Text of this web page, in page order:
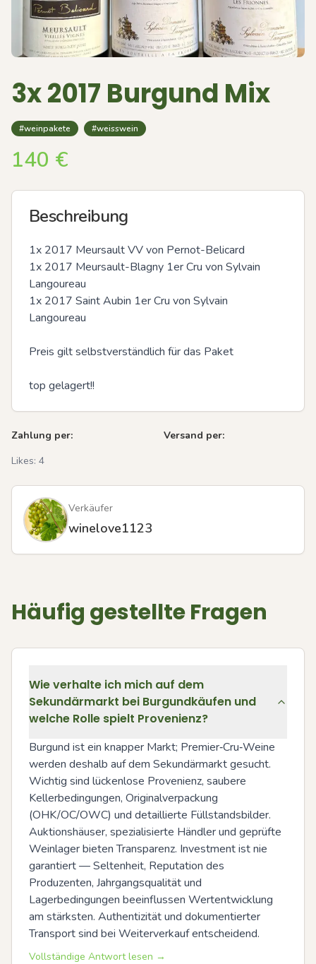
3x 2017 Burgund Mix
#weinpakete #weisswein
140 €
Beschreibung
1x 2017 Meursault VV von Pernot-Belicard
1x 2017 Meursault-Blagny 1er Cru von Sylvain
Langoureau
1x 2017 Saint Aubin 1er Cru von Sylvain
Langoureau
Preis gilt selbstverständlich für das Paket
top gelagert!!
Zahlung per:
Versand per:
Likes: 4
Verkäufer
winelove1123
Häufig gestellte Fragen
Wie verhalte ich mich auf dem
Sekundärmarkt bei Burgundkäufen und
welche Rolle spielt Provenienz?
Burgund ist ein knapper Markt; Premier‑Cru‑Weine
werden deshalb auf dem Sekundärmarkt gesucht.
Wichtig sind lückenlose Provenienz, saubere
Kellerbedingungen, Originalverpackung
(OHK/OC/OWC) und detaillierte Füllstandsbilder.
Auktionshäuser, spezialisierte Händler und geprüfte
Weinlager bieten Transparenz. Investment ist nie
garantiert — Seltenheit, Reputation des
Produzenten, Jahrgangsqualität und
Lagerbedingungen beeinflussen Wertentwicklung
am stärksten. Authentizität und dokumentierter
Transport sind bei Weiterverkauf entscheidend.
Vollständige Antwort lesen →